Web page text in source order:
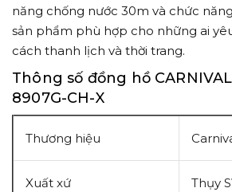
năng chống nước 30m và chức
sản phẩm phù hợp cho những ai
cách thanh lịch và thời trang.
Thông số đồng hồ
8907G-CH-X
Thương hiệu
Xuất xứ Thụy